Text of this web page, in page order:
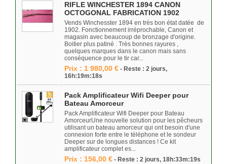
RIFLE WINCHESTER 1894 CANON
OCTOGONAL FABRICATION 1902
Vends Winchesster 1894 en très bon état datée de
1902. Fonctionnement irréprochable, Canon et
magasin avec beaucoup de bronzage d'origine.
Boitier plus patiné . Très bonnes rayures ,
quelques marques dans le canon mais sans
conséquence pour le tir car...
Prix : 1 980,00 € - Reste : 2 jours,
16h:19m:18s
Pack Amplificateur Wifi Deeper pour
Bateau Amorceur
Pack Amplificateur Wifi Deeper pour Bateau
AmorceurUne nouvelle solution pour les pêcheurs
utilisant un bateau amorceur qui ont besoin d'une
connexion forte entre le téléphone et le sondeur
Deeper sur de longues distances ! Ce kit
amplificateur complet es...
Prix : 156,00 € - Reste : 2 jours, 18h:33m:19s